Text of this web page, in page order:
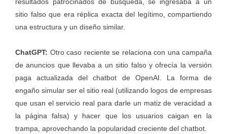
resultados patrocinados de búsqueda, se ingresaba a un
sitio falso que era réplica exacta del legítimo, compartiendo
una estructura y un diseño similar.
ChatGPT: Otro caso reciente se relaciona con una campaña
de anuncios que llevaba a un sitio falso y ofrecía la versión
paga actualizada del chatbot de OpenAI. La forma de
engaño simular ser el sitio real (utilizando logos de empresas
que usan el servicio real para darle un matiz de veracidad a
la página falsa) y hacer que los usuarios caigan en la
trampa, aprovechando la popularidad creciente del chatbot.